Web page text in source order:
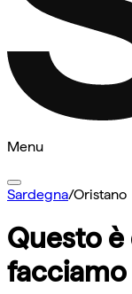
Menu
Sardegna/Oristano
Questo
facciamo